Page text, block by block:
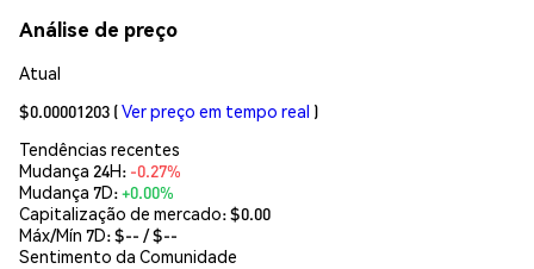
Análise de preço
Atual
$0.00001203 (Ver preço em tempo real )
Tendências recentes
Mudança 24H: -0.27%
Mudança 7D:+0.00%
Capitalização de mercado:$0.00
Máx/Mín 7D: $-- / $--
Sentimento da Comunidade